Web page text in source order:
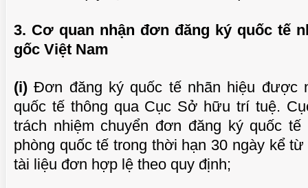
3. Cơ quan nhận đơn đăng ký quốc tế
gốc Việt Nam
(i)Đơn đăng ký quốc tế nhãn hiệu được
quốc tế thông qua Cục Sở hữu trí tuệ.
trách nhiệm chuyển đơn đăng ký quốc
phòng quốc tế trong thời hạn 30 ngày kể
tài liệu đơn hợp lệ theo quy định;